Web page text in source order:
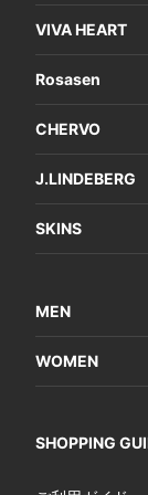
VIVA HEART
Rosasen
CHERVO
J.LINDEBERG
SKINS
MEN
WOMEN
SHOPPING